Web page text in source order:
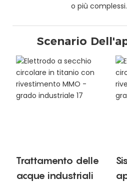
o più complessi.
Scenario
Trattamento delle
acque industriali